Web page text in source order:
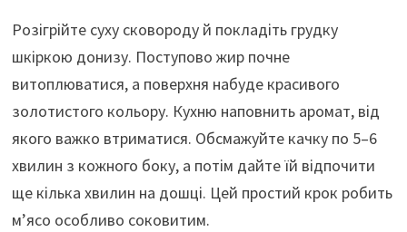
Розігрійте суху сковороду й покладіть грудку
шкіркою донизу. Поступово жир почне
витоплюватися, а поверхня набуде красивого
золотистого кольору. Кухню наповнить аромат, від
якого важко втриматися. Обсмажуйте качку по 5–6
хвилин з кожного боку, а потім дайте їй відпочити
ще кілька хвилин на дошці. Цей простий крок робить
м’ясо особливо соковитим.